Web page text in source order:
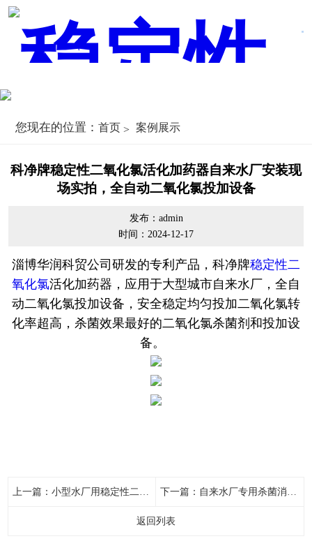
您现在的位置： 首页 案例展示
科净牌稳定性二氧化氯活化加药器自来水厂安装现
场实拍，全自动二氧化氯投加设备
发布：admin
时间：2024-12-17
淄博华润科贸公司研发的专利产品，科净牌稳定性二
氧化氯活化加药器，应用于大型城市自来水厂，全自
动二氧化氯投加设备，安全稳定均匀投加二氧化氯转
化率超高，杀菌效果最好的二氧化氯杀菌剂和投加设
备。
上一篇： 小型水厂用稳定性二氧化氯杀菌消毒处理 下一篇： 自来水厂专用杀菌消毒剂：科净牌二氧化氯杀菌剂和科净牌二氧化氯活化投加器
返回列表